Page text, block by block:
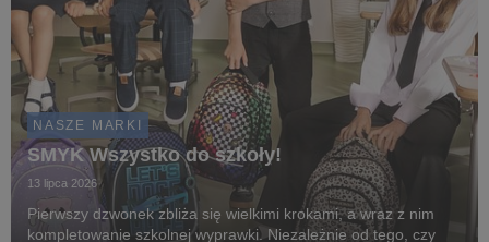
NASZE MARKI
SMYK Wszystko do szkoły!
13 lipca 2026
Pierwszy dzwonek zbliża się wielkimi krokami, a wraz z nim
kompletowanie szkolnej wyprawki. Niezależnie od tego, czy